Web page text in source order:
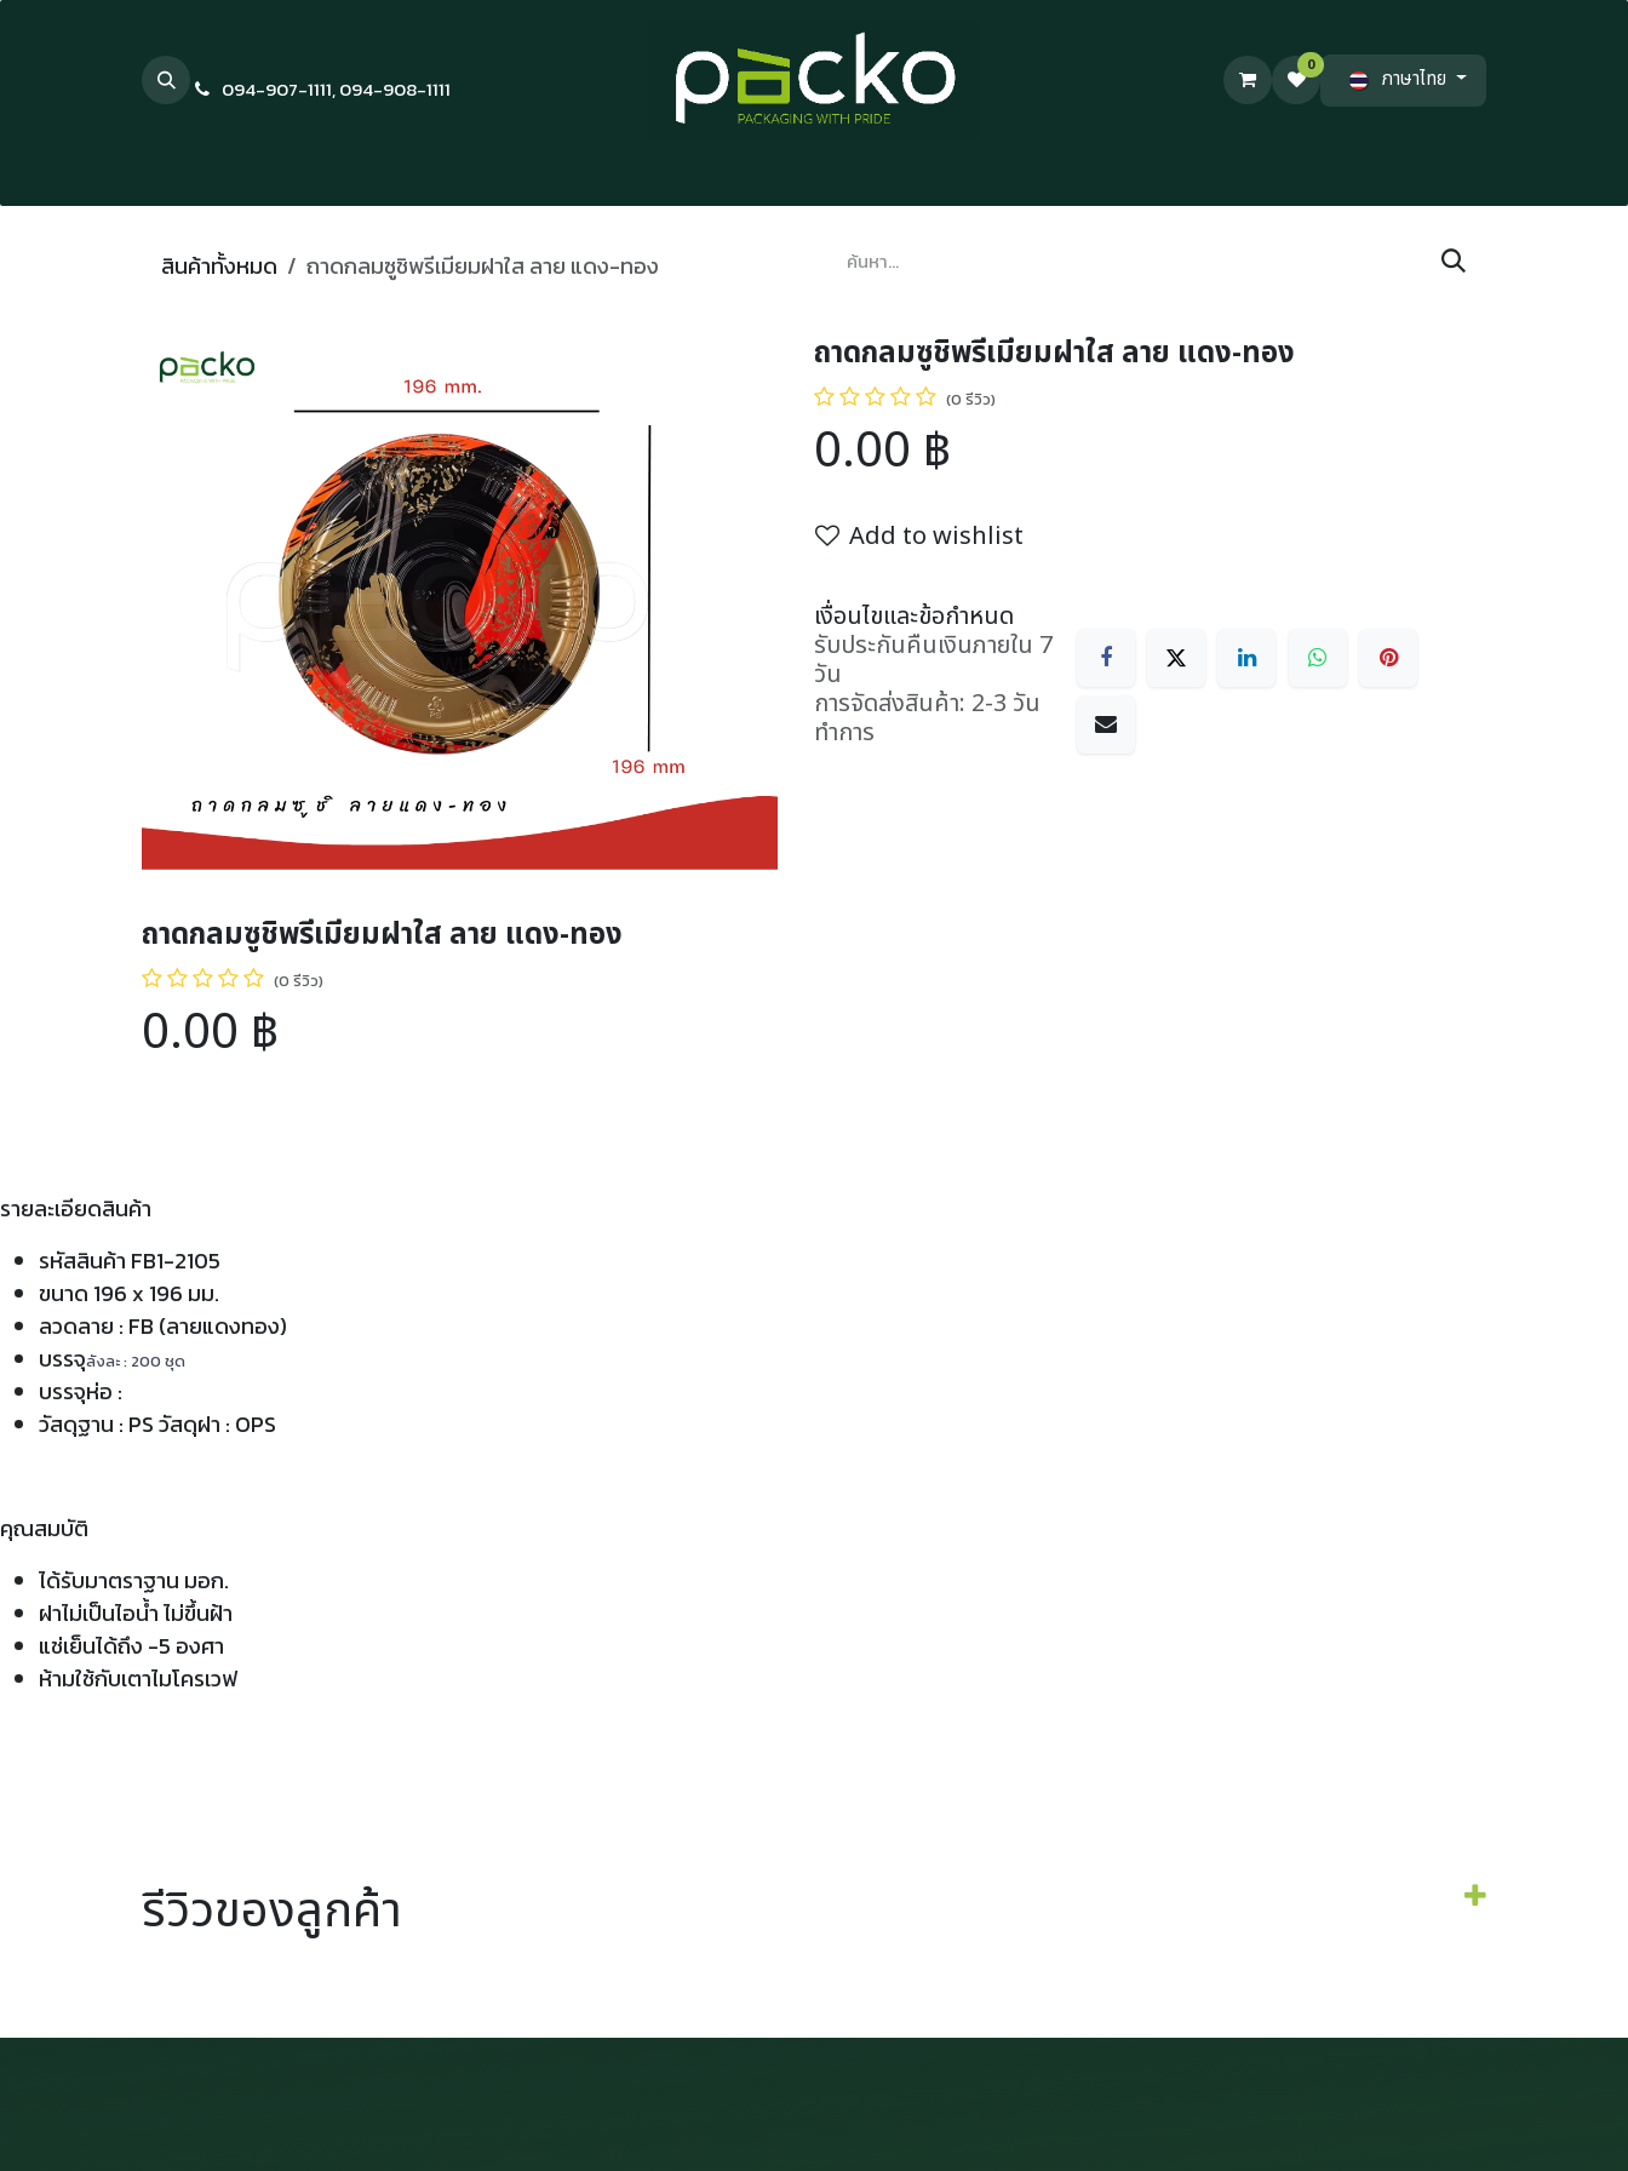
094-907-1111,094-908-1111
0
ภาษาไทย
สินค้าทั้งหมด ถาดกลมซูชิพรีเมียมฝาใส ลาย แดง-ทอง
ถาดกลมซูชิพรีเมียมฝาใส ลาย แดง-ทอง
(0 รีวิว)
0.00 ฿
Add to wishlist
เงื่อนไขและข้อกำหนด
รับประกันคืนเงินภายใน 7
วัน
การจัดส่งสินค้า: 2-3 วัน
ทำการ
ถาดกลมซูชิพรีเมียมฝาใส ลาย แดง-ทอง
(0 รีวิว)
0.00 ฿
รายละเอียดสินค้า
รหัสสินค้า FB1-2105
ขนาด 196 x 196 มม.
ลวดลาย : FB (ลายแดงทอง)
บรรจุลังละ : 200 ชุด
บรรจุห่อ :
วัสดุฐาน : PS วัสดุฝา : OPS
คุณสมบัติ
ได้รับมาตราฐาน มอก.
ฝาไม่เป็นไอน้ำ ไม่ขึ้นฝ้า
แช่เย็นได้ถึง -5 องศา
ห้ามใช้กับเตาไมโครเวฟ
รีวิวของลูกค้า